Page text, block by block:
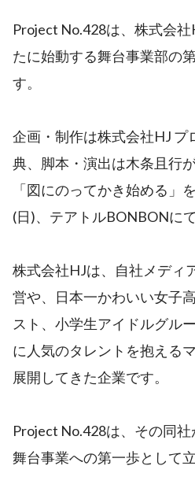
Project No.428は、株式会
たに始動する舞台事業部の
す。
企画・制作は株式会社HJ プ
典、脚本・演出は木条且行
「図にのってかき始める」
(日)、テアトルBONBONに
株式会社HJは、自社メディ
営や、日本一かわいい女子
スト、小学生アイドルグル
に人気のタレントを抱える
展開してきた企業です。
Project No.428は、その同
舞台事業への第一歩として